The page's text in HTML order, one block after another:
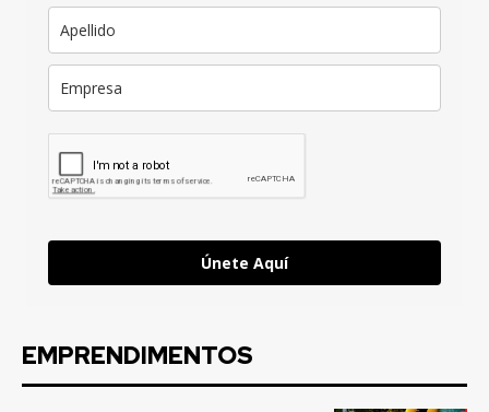
Únete Aquí
EMPRENDIMENTOS